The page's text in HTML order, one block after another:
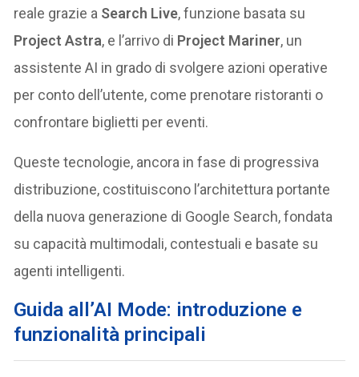
reale grazie a Search Live, funzione basata su
Project Astra, e l’arrivo di Project Mariner, un
assistente AI in grado di svolgere azioni operative
per conto dell’utente, come prenotare ristoranti o
confrontare biglietti per eventi.
Queste tecnologie, ancora in fase di progressiva
distribuzione, costituiscono l’architettura portante
della nuova generazione di Google Search, fondata
su capacità multimodali, contestuali e basate su
agenti intelligenti.
Guida all’AI Mode: introduzione e
funzionalità principali